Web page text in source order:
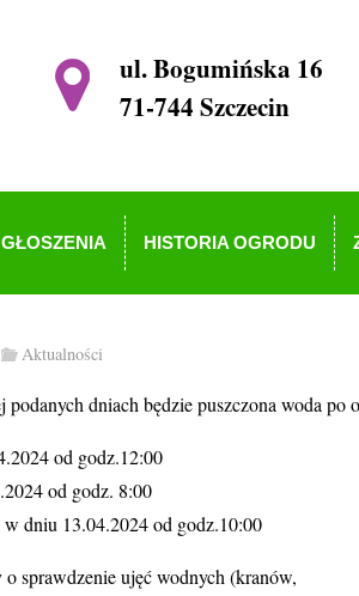
ul. Bogumińska 16
71-744 Szczecin
HISTORIA OGRODU
Aktualności
dniach będzie puszczona woda po
od godz.12:00
od godz. 8:00
dniu 13.04.2024 od godz.10:00
sprawdzenie ujęć wodnych (kranów,